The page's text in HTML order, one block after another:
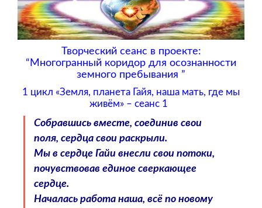
Творческий сеанс в проекте:
“Многогранный коридор для осознанности
земного пребывания ”
1 цикл «Земля, планета Гайя, наша мать, где мы
живём» – сеанс 1
Собравшись вместе, соединив свои
поля, сердца свои раскрыли.
Мы в сердце Гайи внесли свои потоки,
почувствовав единое сверкающее
сердце.
Началась работа наша, всё по новому